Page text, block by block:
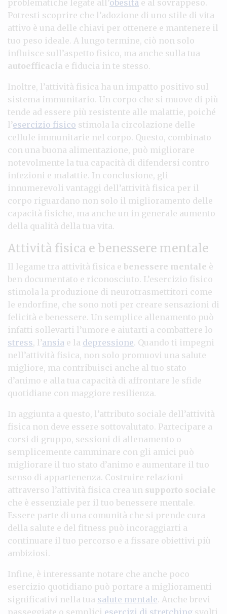
problematiche legate all’obesità e al sovrappeso.
Potresti scoprire che l’adozione di uno stile di vita
attivo è una delle chiavi per ottenere e mantenere il
tuo peso ideale. A lungo termine, ciò non solo
influisce sull’aspetto fisico, ma anche sulla tua
autoefficacia e fiducia in te stesso.
Inoltre, l’attività fisica ha un impatto positivo sul
sistema immunitario. Un corpo che si muove di più
tende ad essere più resistente alle malattie, poiché
l’esercizio fisico stimola la circolazione delle
cellule immunitarie nel corpo. Questo, combinato
con una buona alimentazione, può migliorare
notevolmente la tua capacità di difendersi contro
infezioni e malattie. In conclusione, gli
innumerevoli vantaggi dell’attività fisica per il
corpo riguardano non solo il miglioramento delle
capacità fisiche, ma anche un in generale aumento
della qualità della tua vita.
Attività fisica e benessere mentale
Il legame tra attività fisica e benessere mentale è
ben documentato e riconosciuto. L’esercizio fisico
stimola la produzione di neurotrasmettitori come
le endorfine, che sono noti per creare sensazioni di
felicità e benessere. Un semplice allenamento può
infatti sollevarti l’umore e aiutarti a combattere lo
stress, l’ansia e la depressione. Quando ti impegni
nell’attività fisica, non solo promuovi una salute
migliore, ma contribuisci anche al tuo stato
d’animo e alla tua capacità di affrontare le sfide
quotidiane con maggiore resilienza.
In aggiunta a questo, l’attributo sociale dell’attività
fisica non deve essere sottovalutato. Partecipare a
corsi di gruppo, sessioni di allenamento o
semplicemente camminare con gli amici può
migliorare il tuo stato d’animo e aumentare il tuo
senso di appartenenza. Costruire relazioni
attraverso l’attività fisica crea un supporto sociale
che è essenziale per il tuo benessere mentale.
Essere parte di una comunità che si prende cura
della salute e del fitness può incoraggiarti a
continuare il tuo percorso e a fissare obiettivi più
ambiziosi.
Infine, è interessante notare che anche poco
esercizio quotidiano può portare a miglioramenti
significativi nella tua salute mentale. Anche brevi
passeggiate o semplici esercizi di stretching svolti